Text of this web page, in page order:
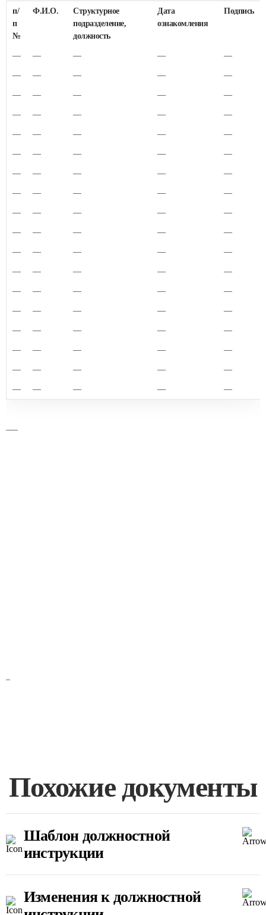
п/
п
№
Ф.И.О.
Структурное
подразделение,
должность
Дата
ознакомления
Подпись
— — — — —
— — — — —
— — — — —
— — — — —
— — — — —
— — — — —
— — — — —
— — — — —
— — — — —
— — — — —
— — — — —
— — — — —
— — — — —
— — — — —
— — — — —
— — — — —
— — — — —
— — — — —
Похожие документы
Шаблон должностной
инструкции
Изменения к должностной